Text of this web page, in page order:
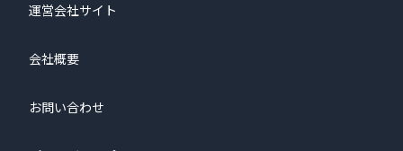
運営会社サイト
会社概要
お問い合わせ